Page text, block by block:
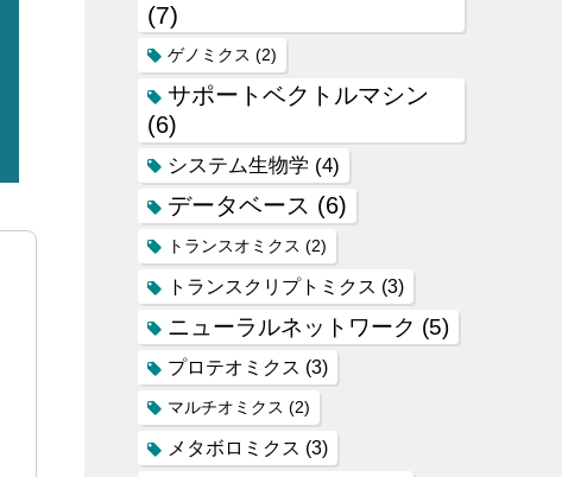
(7)
ゲノミクス (2)
サポートベクトルマシン
(6)
システム生物学 (4)
データベース (6)
トランスオミクス (2)
トランスクリプトミクス (3)
ニューラルネットワーク (5)
プロテオミクス (3)
マルチオミクス (2)
メタボロミクス (3)